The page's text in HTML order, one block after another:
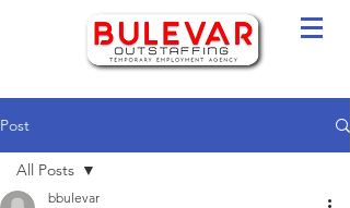
Post
All Posts
bbulevar